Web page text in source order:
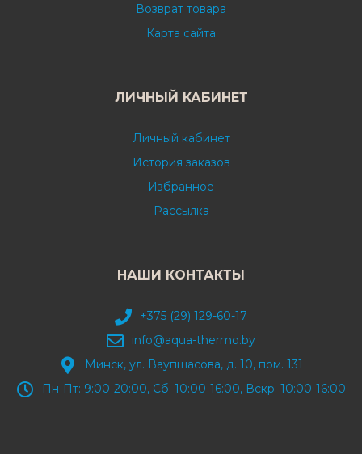
Возврат товара
Карта сайта
ЛИЧНЫЙ КАБИНЕТ
Личный кабинет
История заказов
Избранное
Рассылка
НАШИ КОНТАКТЫ
+375 (29) 129-60-17
info@aqua-thermo.by
Минск, ул. Ваупшасова, д. 10, пом. 131
Пн-Пт: 9:00-20:00, Сб: 10:00-16:00, Вскр: 10:00-16:00